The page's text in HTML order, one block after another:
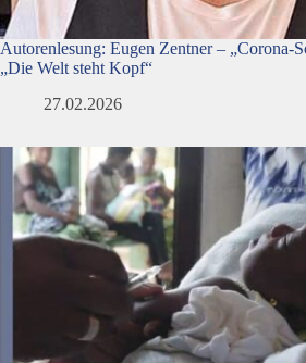
Autorenlesung: Eugen Zentner – „Corona-
„Die Welt steht Kopf“
27.02.2026